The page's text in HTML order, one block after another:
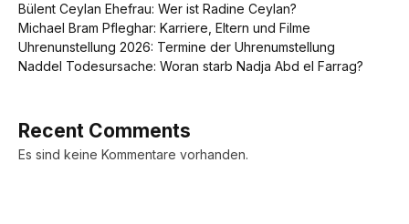
Bülent Ceylan Ehefrau: Wer ist Radine Ceylan?
Michael Bram Pfleghar: Karriere, Eltern und Filme
Uhrenunstellung 2026: Termine der Uhrenumstellung
Naddel Todesursache: Woran starb Nadja Abd el Farrag?
Recent Comments
Es sind keine Kommentare vorhanden.